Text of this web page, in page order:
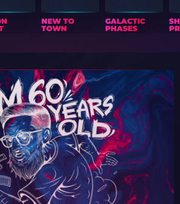
NEW TO
TOWN
GALACTIC
PHASES